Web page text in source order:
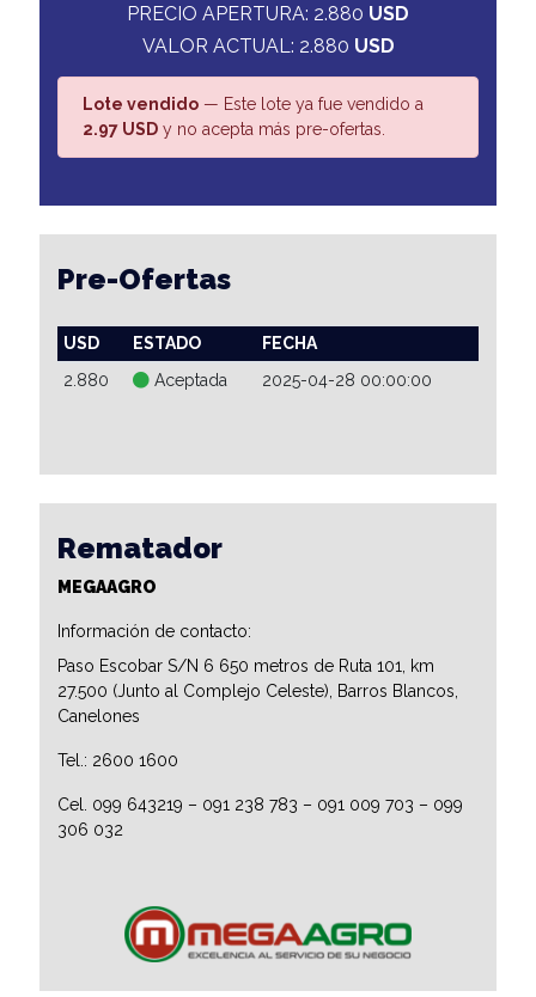
PRECIO APERTURA: 2.880 USD
VALOR ACTUAL: 2.880 USD
Lote vendido — Este lote ya fue vendido a
2.97 USD y no acepta más pre-ofertas.
Pre-Ofertas
USD ESTADO
FECHA
2.880
Aceptada 2025-04-28 00:00:00
Rematador
MEGAAGRO
Información de contacto:
Paso Escobar S/N 6 650 metros de Ruta 101, km
27.500 (Junto al Complejo Celeste), Barros Blancos,
Canelones
Tel.: 2600 1600
Cel. 099 643219 – 091 238 783 – 091 009 703 – 099
306 032